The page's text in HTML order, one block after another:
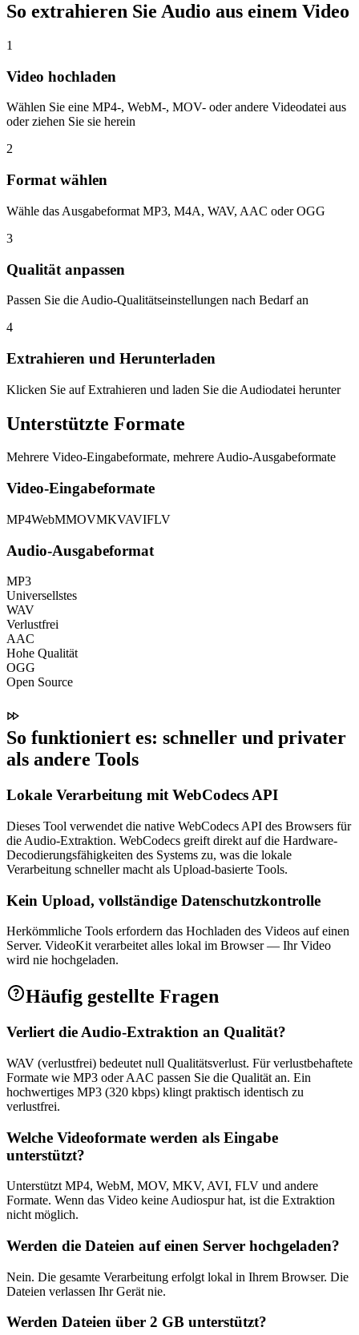
So extrahieren Sie Audio aus einem Video
1
Video hochladen
Wählen Sie eine MP4-, WebM-, MOV- oder andere Videodatei aus
oder ziehen Sie sie herein
2
Format wählen
Wähle das Ausgabeformat MP3, M4A, WAV, AAC oder OGG
3
Qualität anpassen
Passen Sie die Audio-Qualitätseinstellungen nach Bedarf an
4
Extrahieren und Herunterladen
Klicken Sie auf Extrahieren und laden Sie die Audiodatei herunter
Unterstützte Formate
Mehrere Video-Eingabeformate, mehrere Audio-Ausgabeformate
Video-Eingabeformate
MP4WebMMOVMKVAVIFLV
Audio-Ausgabeformat
MP3
Universellstes
WAV
Verlustfrei
AAC
Hohe Qualität
OGG
Open Source
So funktioniert es: schneller und privater
als andere Tools
Lokale Verarbeitung mit WebCodecs API
Dieses Tool verwendet die native WebCodecs API des Browsers für
die Audio-Extraktion. WebCodecs greift direkt auf die Hardware-
Decodierungsfähigkeiten des Systems zu, was die lokale
Verarbeitung schneller macht als Upload-basierte Tools.
Kein Upload, vollständige Datenschutzkontrolle
Herkömmliche Tools erfordern das Hochladen des Videos auf einen
Server. VideoKit verarbeitet alles lokal im Browser — Ihr Video
wird nie hochgeladen.
Häufig gestellte Fragen
Verliert die Audio-Extraktion an Qualität?
WAV (verlustfrei) bedeutet null Qualitätsverlust. Für verlustbehaftete
Formate wie MP3 oder AAC passen Sie die Qualität an. Ein
hochwertiges MP3 (320 kbps) klingt praktisch identisch zu
verlustfrei.
Welche Videoformate werden als Eingabe
unterstützt?
Unterstützt MP4, WebM, MOV, MKV, AVI, FLV und andere
Formate. Wenn das Video keine Audiospur hat, ist die Extraktion
nicht möglich.
Werden die Dateien auf einen Server hochgeladen?
Nein. Die gesamte Verarbeitung erfolgt lokal in Ihrem Browser. Die
Dateien verlassen Ihr Gerät nie.
Werden Dateien über 2 GB unterstützt?